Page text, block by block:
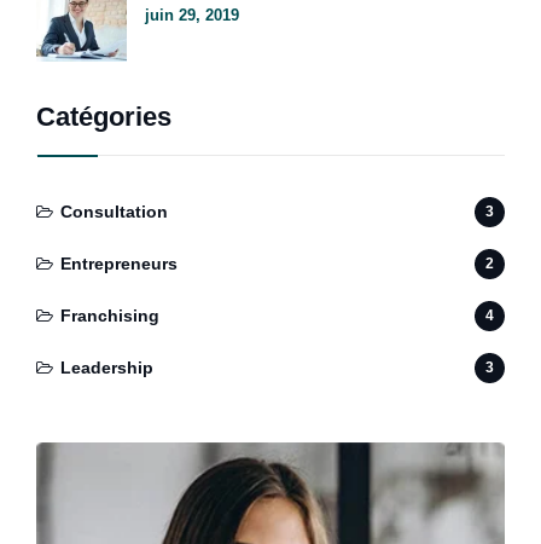
juin 29, 2019
Catégories
Consultation 3
Entrepreneurs 2
Franchising 4
Leadership 3